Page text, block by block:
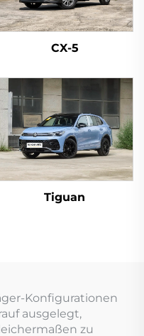
CX-5
Tiguan
Konfigurationen
ausgelegt,
zu